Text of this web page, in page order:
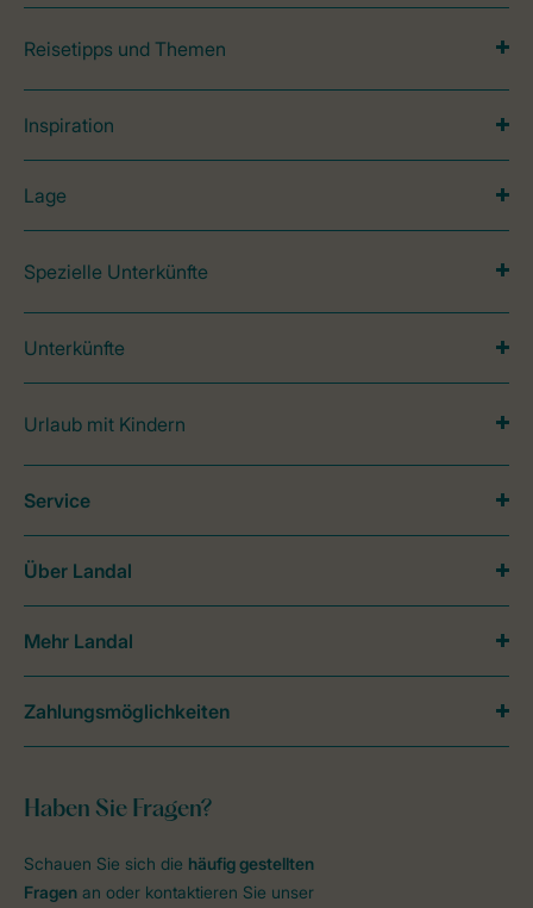
Reisetipps und Themen
Inspiration
Lage
Spezielle Unterkünfte
Unterkünfte
Urlaub mit Kindern
Haben Sie Fragen?
Schauen Sie sich die häufig gestellten
Fragen an oder kontaktieren Sie unser
Service
Über Landal
Mehr Landal
Zahlungsmöglichkeiten